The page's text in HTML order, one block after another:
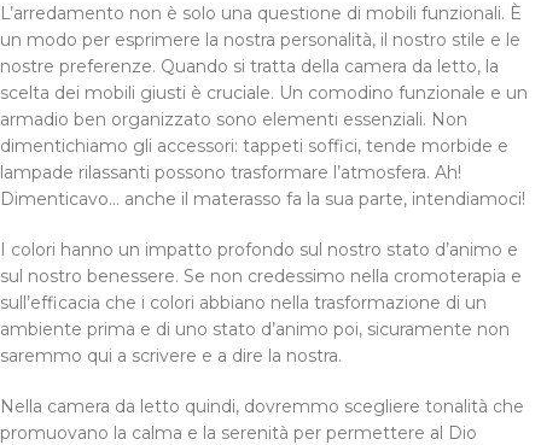
L’arredamento non è solo una questione di mobili funzionali. È
un modo per esprimere la nostra personalità, il nostro stile e le
nostre preferenze. Quando si tratta della camera da letto, la
scelta dei mobili giusti è cruciale. Un comodino funzionale e un
armadio ben organizzato sono elementi essenziali. Non
dimentichiamo gli accessori: tappeti soffici, tende morbide e
lampade rilassanti possono trasformare l’atmosfera. Ah!
Dimenticavo… anche il materasso fa la sua parte, intendiamoci!
I colori hanno un impatto profondo sul nostro stato d’animo e
sul nostro benessere. Se non credessimo nella cromoterapia e
sull’efficacia che i colori abbiano nella trasformazione di un
ambiente prima e di uno stato d’animo poi, sicuramente non
saremmo qui a scrivere e a dire la nostra.
Nella camera da letto quindi, dovremmo scegliere tonalità che
promuovano la calma e la serenità per permettere al Dio